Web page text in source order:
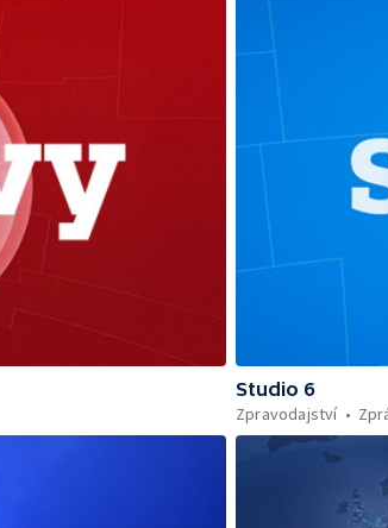
Studio 6
Zpravodajství